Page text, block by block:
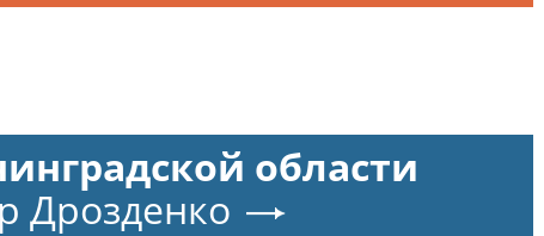
области
Дрозденко